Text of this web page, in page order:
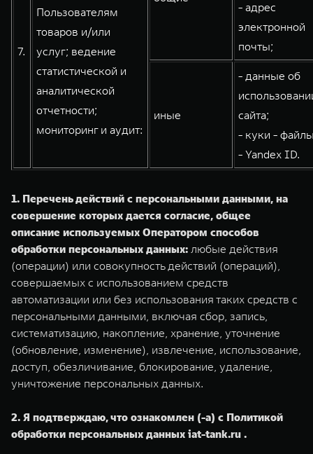
7.
Пользователям
товаров и/или
услуг; ведение
статистической и
аналитической
отчетности;
мониторинг и аудит:
- адрес
электронной
почты;
иные
- данные об
сайта;
- куки -
- Yandex ID.
1. Перечень действий с персональными данными, на
совершение которых дается согласие, общее
описание используемых Оператором способов
обработки персональных данных: любые действия
(операции) или совокупность действий (операций),
совершаемых с использованием средств
автоматизации или без использования таких средств с
персональными данными, включая сбор, запись,
систематизацию, накопление, хранение, уточнение
(обновление, изменение), извлечение, использование,
доступ, обезличивание, блокирование, удаление,
уничтожение персональных данных.
2. Я подтверждаю, что ознакомлен (-а) с Политикой
обработки персональных данных iat-tank.ru .